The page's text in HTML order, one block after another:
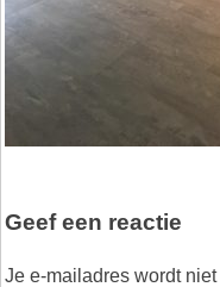
Geef een reactie
Je e-mailadres wordt